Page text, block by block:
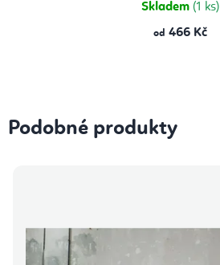
Skladem (1 ks)
od 466 Kč
Podobné produkty